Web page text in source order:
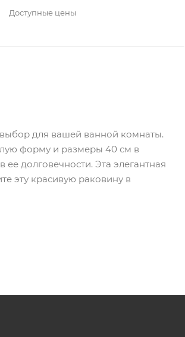
Доступные цены
выбор для вашей ванной комнаты.
форму и размеры 40 см в
долговечности. Эта элегантная
эту красивую раковину в